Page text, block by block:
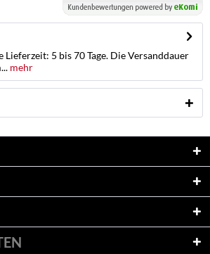
Lieferzeit: 5 bis 70 Tage. Die Versanddauer
mehr